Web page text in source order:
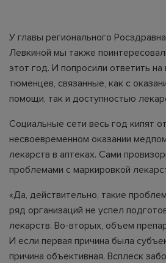
У главы регионального
Левкиной мы также
этот год. И попросили ответить
тюменцев, связанные, как с
помощи, так и доступностью
Социальные сети весь год кипят
несвоевременном оказании
лекарств в аптеках. Сами
проблемами с маркировкой
«Да, действительно, такие
ряд организаций не успел
лекарств. Во-вторых, объем
И если первая причина была
причина объективная. Всплеск